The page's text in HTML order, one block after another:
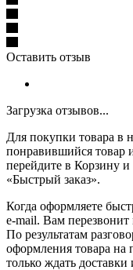
Оставить отзыв
Загрузка отзывов...
Для покупки товара в
понравившийся товар
перейдите в Корзину
«Быстрый заказ».
Когда оформляете
e-mail. Вам перезвонит
По результатам
оформления товара на
только ждать